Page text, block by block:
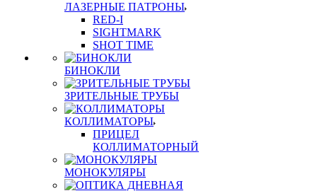
ЛАЗЕРНЫЕ ПАТРОНЫ
RED-I
SIGHTMARK
SHOT TIME
БИНОКЛИ
ЗРИТЕЛЬНЫЕ ТРУБЫ
КОЛЛИМАТОРЫ
ПРИЦЕЛ
КОЛЛИМАТОРНЫЙ
МОНОКУЛЯРЫ